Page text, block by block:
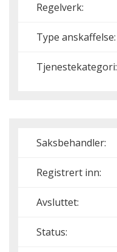
Regelverk:
Type anskaffelse:
Tjenestekategori:
Saksbehandler:
Registrert inn:
Avsluttet:
Status: